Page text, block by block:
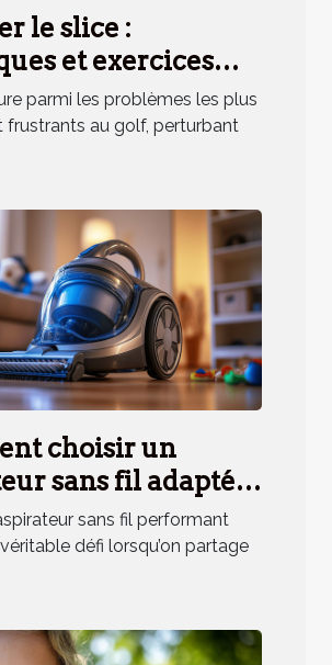
le slice :
et exercices
parmi les problèmes les plus
frustrants au golf, perturbant
choisir un
sans fil adapté
des ménages
?
sans fil performant
défi lorsqu’on partage